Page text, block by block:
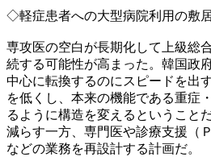
◇軽症患者への大型病院利用の敷
専攻医の空白が長期化して上級総
続する可能性が高まった。韓国政
中心に転換するのにスピードを出
を低くし、本来の機能である重症
るように構造を変えるということ
減らす一方、専門医や診療支援（
などの業務を再設計する計画だ。